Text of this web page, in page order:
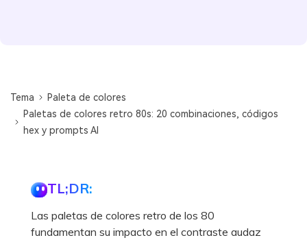
Tema
Paleta de colores
Paletas de colores retro 80s: 20 combinaciones, códigos
hex y prompts AI
TL;DR:
Las paletas de colores retro de los 80
fundamentan su impacto en el contraste audaz